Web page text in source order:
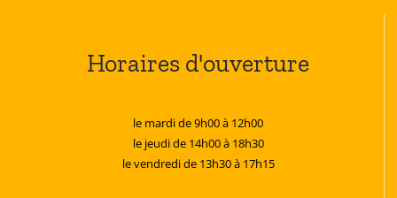
Horaires d'ouverture
le mardi de 9h00 à 12h00
le jeudi de 14h00 à 18h30
le vendredi de 13h30 à 17h15